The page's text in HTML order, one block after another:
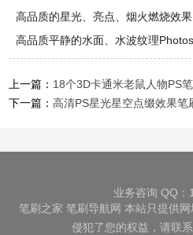
高品质的星光、亮点、烟火燃烧效
高品质平静的水面、水波纹理
上一篇： 18个3D卡通米老鼠人物PS笔
下一篇：高清PS星光星空点缀效果笔
业务咨询 QQ：
笔刷之家 笔刷导航网 本站只提供
侵犯了您的权益，请联